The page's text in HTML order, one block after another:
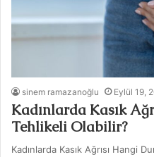
sinem ramazanoğlu Eylül 19,
Kadınlarda Kasık
Tehlikeli Olabilir?
Kadınlarda Kasık Ağrısı Hangi